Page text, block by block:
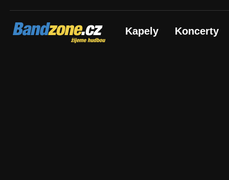
Bandzone.cz
žijeme hudbou Kapely Koncerty